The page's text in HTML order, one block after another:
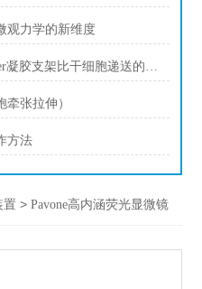
观力学的新维度
微尺度机械测试仪MicroSquisher凝胶支架比干细胞递送的构建
张拉伸）
方法
置 >Pavone高内涵荧光显微镜